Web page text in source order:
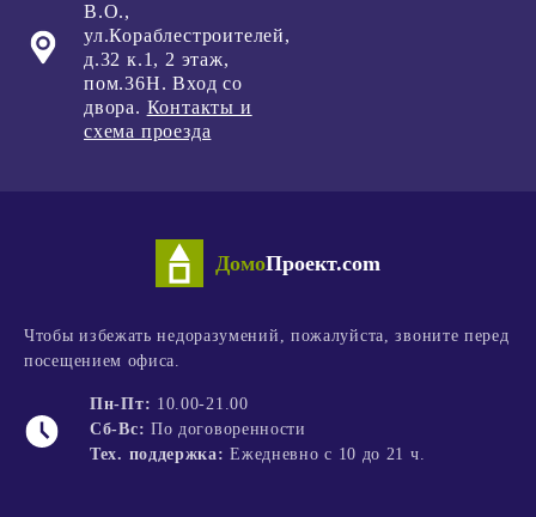
В.О.,
ул.Кораблестроителей,
д.32 к.1, 2 этаж,
пом.36Н. Вход со
двора. Контакты и
схема проезда
ДомоПроект.com
Чтобы избежать недоразумений, пожалуйста, звоните перед
посещением офиса.
Пн-Пт: 10.00-21.00
Сб-Вс: По договоренности
Тех. поддержка: Ежедневно с 10 до 21 ч.